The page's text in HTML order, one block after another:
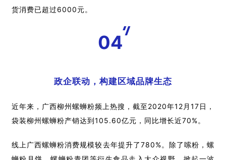
货消费已超过6000元。
04
政企联动，构建区域品牌生态
近年来，广西柳州螺蛳粉频上热搜，截至2020年12月17日，
袋装柳州螺蛳粉产销达到105.60亿元，同比增长近70%。
线上广西螺蛳粉消费规模较去年提升了780%。除了嗦粉，螺